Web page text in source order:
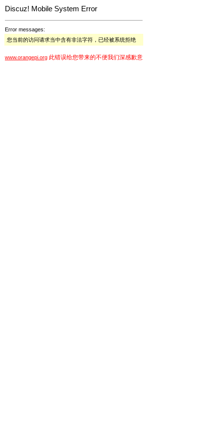
Discuz! Mobile System Error
Error messages:
您当前的访问请求当中含有非法字符，已经被系统拒绝
www.orangepi.org 此错误给您带来的不便我们深感歉意